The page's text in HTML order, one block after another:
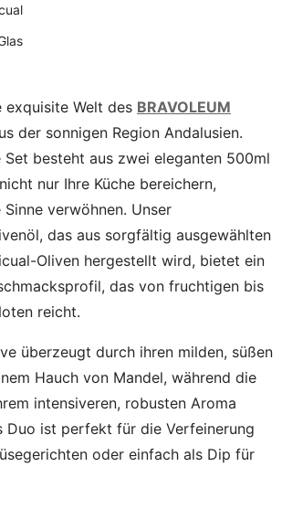
exquisite Welt des BRAVOLEUM
der sonnigen Region Andalusien.
Set besteht aus zwei eleganten 500ml
nur Ihre Küche bereichern,
verwöhnen. Unser
das aus sorgfältig ausgewählten
Oliven hergestellt wird, bietet ein
das von fruchtigen bis
reicht.
überzeugt durch ihren milden, süßen
Hauch von Mandel, während die
intensiveren, robusten Aroma
Duo ist perfekt für die Verfeinerung
oder einfach als Dip für